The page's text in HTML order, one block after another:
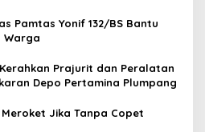
Pamtas Yonif 132/BS Bantu
Warga
Prajurit dan Peralatan
Depo Pertamina Plumpang
Meroket Jika Tanpa Copet